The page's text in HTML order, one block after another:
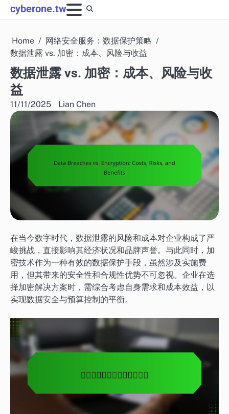
Skip
to
cyberone.tw
Home
网络安全服务：数据保护策略
数据泄露 vs. 加密：成本、风险与收益
数据泄露 vs. 加密：成本、风险与收
益
11/11/2025 Lian Chen
在当今数字时代，数据泄露的风险和成本对企业构成了严
峻挑战，直接影响其经济状况和品牌声誉。与此同时，加
密技术作为一种有效的数据保护手段，虽然涉及实施费
用，但其带来的安全性和合规性优势不可忽视。企业在选
择加密解决方案时，需综合考虑自身需求和成本效益，以
实现数据安全与预算控制的平衡。